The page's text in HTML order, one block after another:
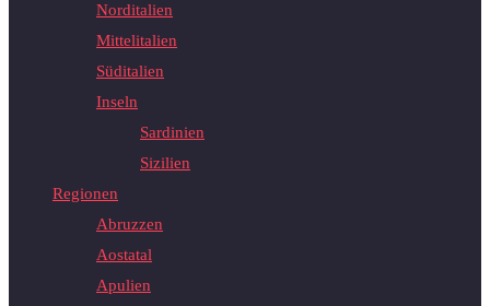
Norditalien
Mittelitalien
Süditalien
Inseln
Sardinien
Sizilien
Regionen
Abruzzen
Aostatal
Apulien